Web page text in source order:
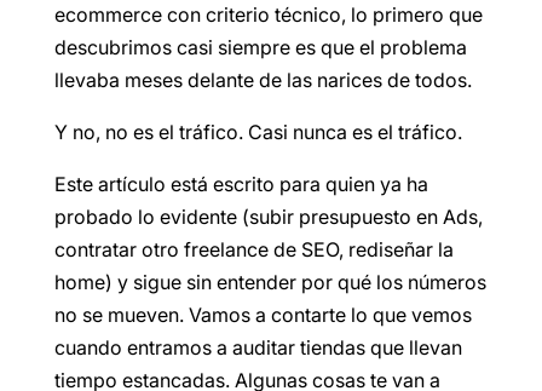
ecommerce con criterio técnico, lo primero que
descubrimos casi siempre es que el problema
llevaba meses delante de las narices de todos.
Y no, no es el tráfico. Casi nunca es el tráfico.
Este artículo está escrito para quien ya ha
probado lo evidente (subir presupuesto en Ads,
contratar otro freelance de SEO, rediseñar la
home) y sigue sin entender por qué los números
no se mueven. Vamos a contarte lo que vemos
cuando entramos a auditar tiendas que llevan
tiempo estancadas. Algunas cosas te van a